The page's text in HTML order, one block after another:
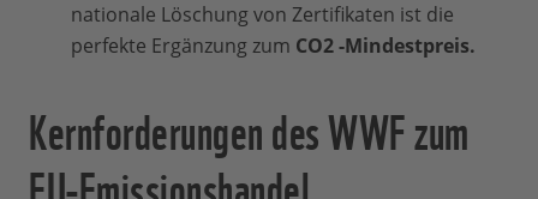
nationale Löschung von Zertifikaten ist die
perfekte Ergänzung zum CO2-Mindestpreis.
Kernforderungen des WWF zum